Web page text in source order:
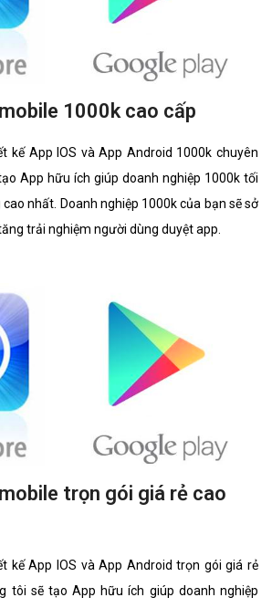
1000k cao cấp
kế App IOS và App Android 1000k chuyên
App hữu ích giúp doanh nghiệp 1000k tối
nhất. Doanh nghiệp 1000k của bạn sẽ sở
trải nghiệm người dùng duyệt app.
trọn gói giá rẻ cao
kế App IOS và App Android trọn gói giá rẻ
tôi sẽ tạo App hữu ích giúp doanh nghiệp